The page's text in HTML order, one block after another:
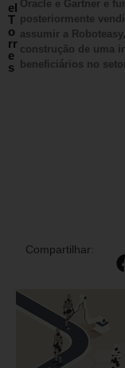
el
T
o
rr
e
s
Oracle e Gartner e
posteriormente
assumir a
construção de uma
beneficiários no
Compartilhar: